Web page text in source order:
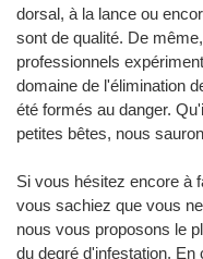
dorsal, à la lance ou
sont de qualité. De
professionnels
domaine de l'élimination
été formés au danger.
petites bêtes, nous
Si vous hésitez encore à
vous sachiez que vous
nous vous proposons le
du degré d'infestation.